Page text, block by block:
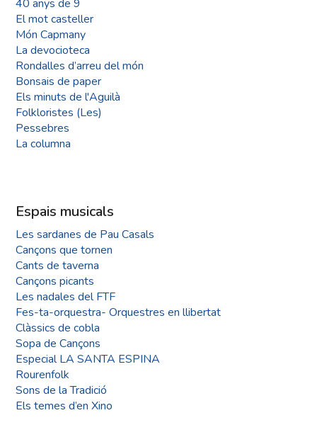
40 anys de 9
El mot casteller
Món Capmany
La devocioteca
Rondalles d’arreu del món
Bonsais de paper
Els minuts de l'Aguilà
Folkloristes (Les)
Pessebres
La columna
Espais musicals
Les sardanes de Pau Casals
Cançons que tornen
Cants de taverna
Cançons picants
Les nadales del FTF
Fes-ta-orquestra- Orquestres en llibertat
Clàssics de cobla
Sopa de Cançons
Especial LA SANTA ESPINA
Rourenfolk
Sons de la Tradició
Els temes d’en Xino